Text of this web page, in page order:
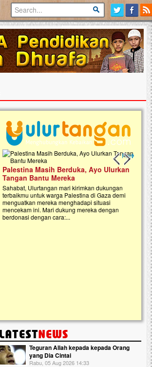
Previous
Next
Palestina Masih Berduka, Ayo Ulurkan
Tangan Bantu Mereka
Sahabat, Ulurtangan mari kirimkan dukungan
terbaikmu untuk warga Palestina di Gaza demi
menguatkan mereka menghadapi situasi
mencekam ini. Mari dukung mereka dengan
berdonasi dengan cara:...
Saat
Teguran Allah kepada kepada Orang
yang Dia Cintai
Rabu, 05 Aug 2026 14:33